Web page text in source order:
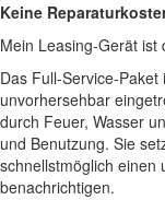
Keine
Mein Leasing-Gerät ist
Das Full-Service-
unvorhersehbar
durch Feuer, Wasser
und Benutzung. Sie
schnellstmöglich einen
benachrichtigen.